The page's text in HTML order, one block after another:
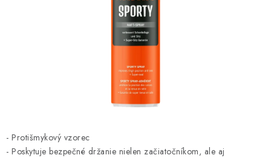
ZNAČKY
- Protišmykový vzorec
- Poskytuje bezpečné držanie nielen začiatočníkom, ale aj